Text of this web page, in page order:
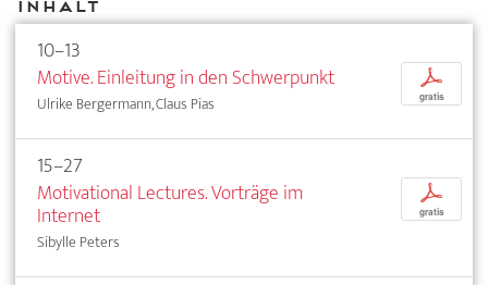
Inhalt
10–13
Motive. Einleitung in den Schwerpunkt
Ulrike Bergermann, Claus Pias
p
gratis
15–27
Motivational Lectures. Vorträge im
Internet
Sibylle Peters
p
gratis